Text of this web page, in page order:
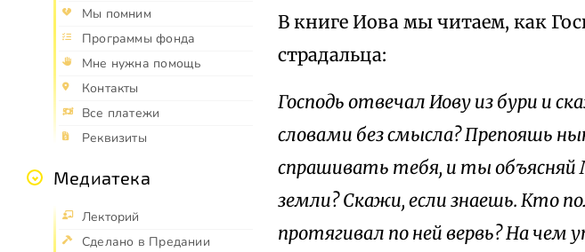
Мы помним
Программы фонда
Мне нужна помощь
Контакты
Все платежи
Реквизиты
Медиатека
Лекторий
Сделано в Предании
В книге Иова мы читаем, как
страдальца:
Господь отвечал Иову из бури и
словами без смысла? Препояшь
спрашивать тебя, и ты объясняй
земли? Скажи, если знаешь. Кто
протягивал по ней вервь? На чем